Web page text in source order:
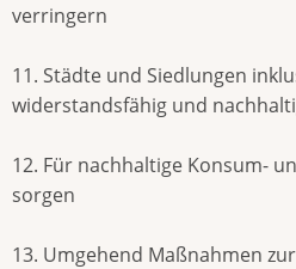
verringern
11. Städte und Siedlungen
widerstandsfähig und
12. Für nachhaltige Konsum-
sorgen
13. Umgehend Maßnahmen